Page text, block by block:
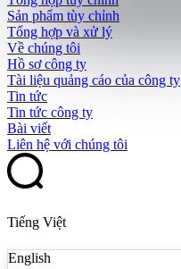
Sản phẩm tùy chỉnh
Tổng hợp và xử lý
Về chúng tôi
Hồ sơ công ty
Tài liệu quảng cáo của công ty
Tin tức
Tin tức công ty
Bài viết
Liên hệ với chúng tôi
Tiếng Việt
English